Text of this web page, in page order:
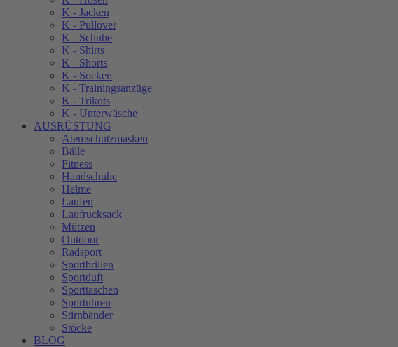
K - Jacken
K - Pullover
K - Schuhe
K - Shirts
K - Shorts
K - Socken
K - Trainingsanzüge
K - Trikots
K - Unterwäsche
AUSRÜSTUNG
Atemschutzmasken
Bälle
Fitness
Handschuhe
Helme
Laufen
Laufrucksack
Mützen
Outdoor
Radsport
Sportbrillen
Sportduft
Sporttaschen
Sportuhren
Stirnbänder
Stöcke
BLOG